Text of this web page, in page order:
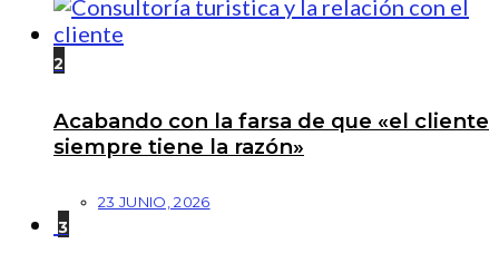
2
Acabando con la farsa de que «el cliente
siempre tiene la razón»
23 JUNIO, 2026
3